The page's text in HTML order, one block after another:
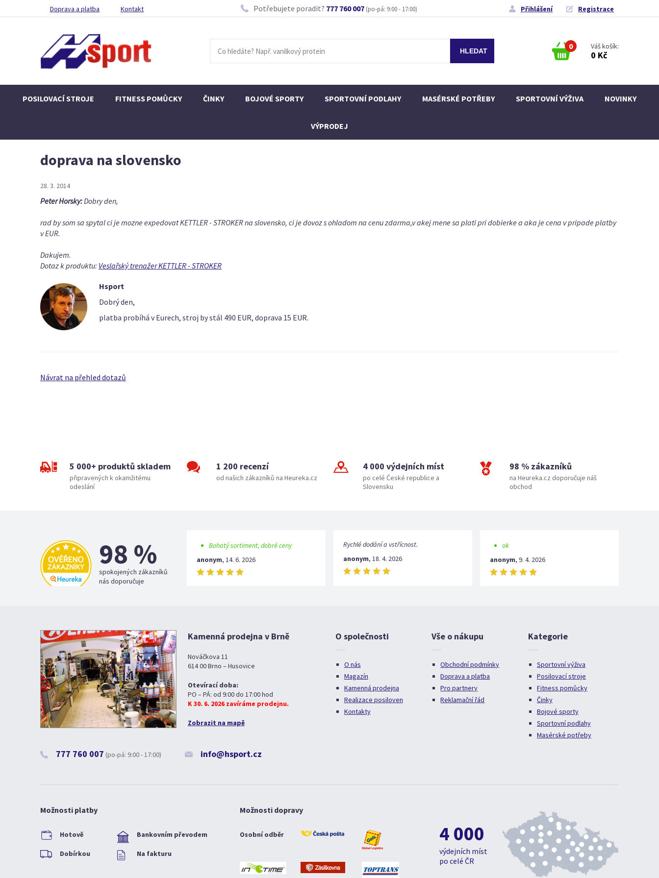
Doprava a platba Kontakt Potřebujete poradit? 777 760 007 (po-pá: 9:00 - 17:00) Přihlášení Registrace
0 Váš košík:
0 Kč
POSILOVACÍ STROJE FITNESS POMŮCKY ČINKY BOJOVÉ SPORTY SPORTOVNÍ PODLAHY MASÉRSKÉ POTŘEBY SPORTOVNÍ VÝŽIVA NOVINKY
VÝPRODEJ
doprava na slovensko
28. 3. 2014
Peter Horsky:Dobry den,
rad by som sa spytal ci je mozne expedovat KETTLER - STROKER na slovensko, ci je dovoz s ohladom na cenu zdarma,v akej mene sa plati pri dobierke a aka je cena v pripade platby
v EUR.
Dakujem.
Dotaz k produktu: Veslařský trenažer KETTLER - STROKER
Hsport
Dobrý den,
platba probíhá v Eurech, stroj by stál 490 EUR, doprava 15 EUR.
Návrat na přehled dotazů
5 000+ produktů skladem
připravených k okamžitému
odeslání
1 200 recenzí
od našich zákazníků na Heureka.cz
4 000 výdejních míst
po celé České republice a
Slovensku
98 % zákazníků
na Heureka.cz doporučuje náš
obchod
98 %
spokojených zákazníků
nás doporučuje
Bohatý sortiment, dobré ceny
anonym, 14. 6. 2026
Rychlé dodání a vstřícnost.
anonym, 18. 4. 2026
ok
anonym, 9. 4. 2026
Kamenná prodejna v Brně
Nováčkova 11
614 00 Brno – Husovice
Otevírací doba:
PO – PÁ: od 9:00 do 17:00 hod
K 30. 6. 2026 zavíráme prodejnu.
Zobrazit na mapě
777 760 007 (po-pá: 9:00 - 17:00) info@hsport.cz
O společnosti
O nás
Magazín
Kamenná prodejna
Realizace posiloven
Kontakty
Vše o nákupu
Obchodní podmínky
Doprava a platba
Pro partnery
Reklamační řád
Kategorie
Sportovní výživa
Posilovací stroje
Fitness pomůcky
Činky
Bojové sporty
Sportovní podlahy
Masérské potřeby
Možnosti platby
Hotově Bankovním převodem
Dobírkou Na fakturu
Možnosti dopravy
Osobní odběr 4 000
výdejních míst
po celé ČR